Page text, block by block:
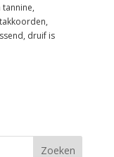
druif is